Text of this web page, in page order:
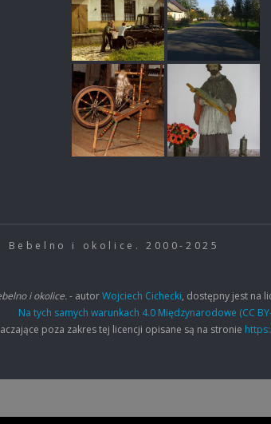
i okolice. 2000-2025
i okolice.- autorWojciech Cichecki, dostępny jest na
Na tych samych warunkach 4.0 Międzynarodowe (CC
poza zakres tej licencji opisane są na stronie